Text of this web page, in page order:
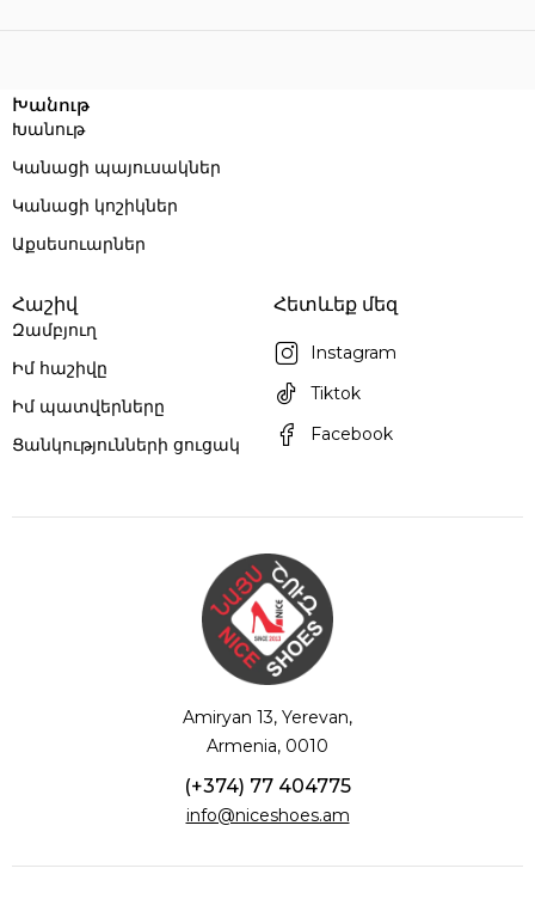
Խանութ
Խանութ
Կանացի պայուսակներ
Կանացի կոշիկներ
Աքսեսուարներ
Հաշիվ
Զամբյուղ
Իմ հաշիվը
Իմ պատվերները
Ցանկությունների ցուցակ
Հետևեք մեզ
Instagram
Tiktok
Facebook
Amiryan 13, Yerevan,
Armenia, 0010
(+374) 77 404775
info@niceshoes.am